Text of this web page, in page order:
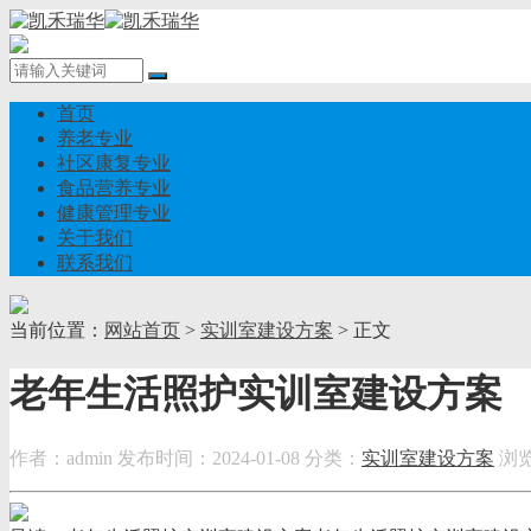
首页
养老专业
社区康复专业
食品营养专业
健康管理专业
关于我们
联系我们
当前位置： 网站首页 > 实训室建设方案 > 正文
老年生活照护实训室建设方案
作者：admin 发布时间：2024-01-08 分类： 实训室建设方案 浏